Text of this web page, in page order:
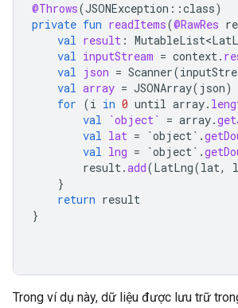
@Throws(JSONException ::class)
private fun readItems(@RawRes
val result :
val inputStream = context.
val json = Scanner(
val array = JSONArray( json)
for (i in 0 until array.
val
`object` = array.
val lat = `object` .
val lng = `object` .
result.add(LatLng(lat,
}
return result
}
Trong ví dụ này, dữ liệu được lưu trữ